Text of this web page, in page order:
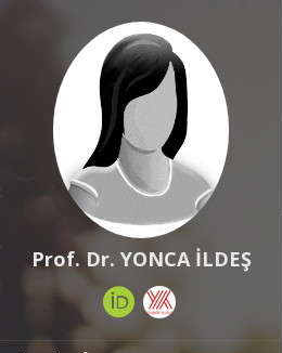
Prof. Dr. YONCA İLDEŞ